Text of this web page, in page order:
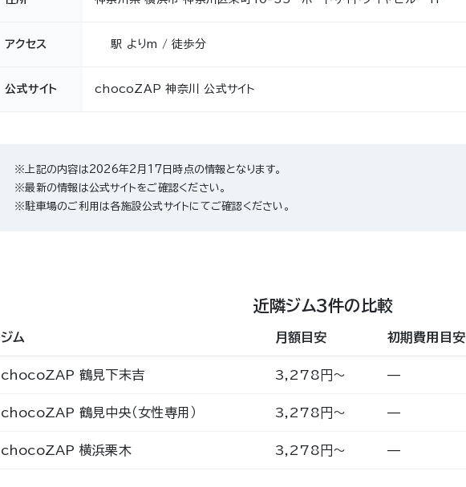
アクセス 駅 よりm / 徒歩分
公式サイト chocoZAP 神奈川 公式サイト
※上記の内容は2026年2月17日時点の情報となります。
※最新の情報は公式サイトをご確認ください。
※駐車場のご利用は各施設公式サイトにてご確認ください。
近隣ジム3件の比較
ジム 月額目安 初期費用目安
chocoZAP 鶴見下末吉 3,278円〜 —
chocoZAP 鶴見中央（女性専用） 3,278円〜 —
chocoZAP 横浜栗木 3,278円〜 —